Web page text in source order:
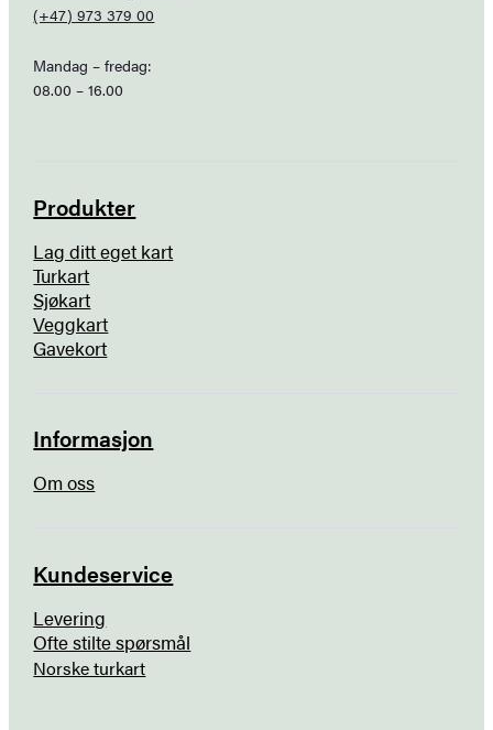
(+47) 973 379 00
Mandag – fredag:
08.00 – 16.00
Produkter
Lag ditt eget kart
Turkart
Sjøkart
Veggkart
Gavekort
Informasjon
Om oss
Kundeservice
Levering
Ofte stilte spørsmål
Norske turkart